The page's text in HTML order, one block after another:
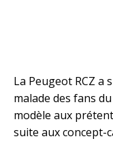
La Peugeot RCZ a
malade des fans
modèle aux
suite aux concept-